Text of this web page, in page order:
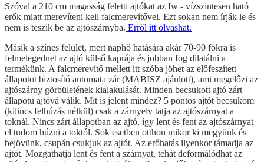
Szóval a 210 cm magasság feletti ajtókat az Iw - vízszintesen ható
erők miatt merevíteni kell falcmerevítővel. Ezt sokan nem írják le és
nem is teszik be az ajtószárnyba. Erről itt olvashat.
Másik a színes felület, mert naphő hatására akár 70-90 fokra is
felmelegednet az ajtó külső kaprája és jobban fog dilatálni a
termékünk. A falcmerevítő mellett itt szóba jöhet az előfeszített
állapotot biztosító automata zár (MABISZ ajánlott), ami megelőzi az
ajtószárny görbületének kialakulását. Minden becsukott ajtó zárt
állapotú ajtóvá válik. Mit is jelent mindez? 5 pontos ajtót becsukom
(kilincs felhúzás nélkül) csak a zárnyelv tatja az ajtószárnyat a
toknál. Nincs zárt állapotban az ajtó, így lent és fent az ajtószárnyat
el tudom húzni a toktól. Sok esetben otthon mikor ki megyünk és
bejövünk, csupán csukjuk az ajtót. Az erőhatás ilyenkor támadja az
ajtót. Mozgathatja lent és fent a szárnyat, tehát deformálódhat az